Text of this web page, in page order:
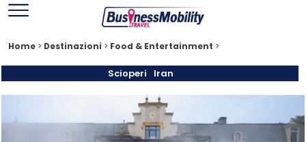
Home > Destinazioni > Food & Entertainment >
Scioperi Iran